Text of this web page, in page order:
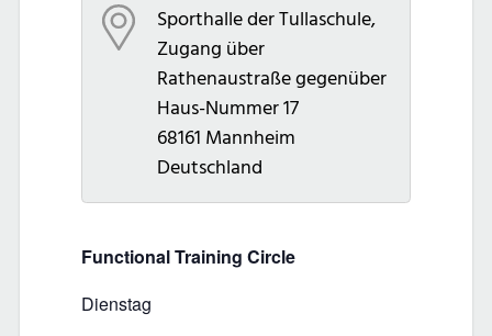
Sporthalle der Tullaschule,
Zugang über
Rathenaustraße gegenüber
Haus-Nummer 17
68161 Mannheim
Deutschland
Functional Training Circle
Dienstag